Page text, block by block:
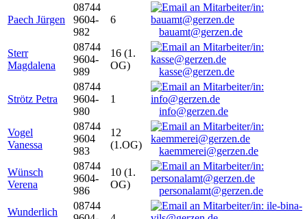
Paech Jürgen
08744
9604-
982
6
bauamt@gerzen.de
Sterr
Magdalena
08744
9604-
989
16 (1.
OG)
kasse@gerzen.de
Strötz Petra
08744
9604-
980
1
info@gerzen.de
Vogel
Vanessa
08744
9604
983
12
(1.OG)
kaemmerei@gerzen.de
Wünsch
Verena
08744
9604-
986
10 (1.
OG)
personalamt@gerzen.de
Wunderlich
08744